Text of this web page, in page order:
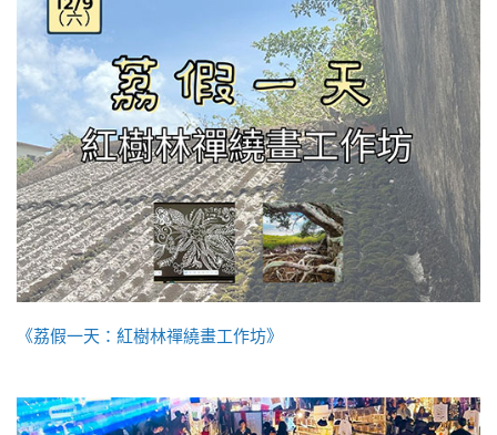
《荔假一天：紅樹林禪繞畫工作坊》